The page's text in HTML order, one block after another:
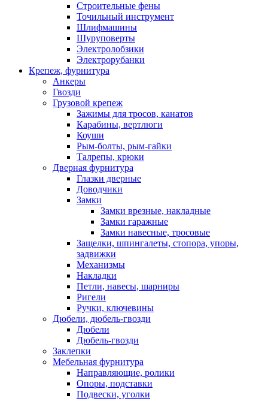
Строительные фены
Точильный инструмент
Шлифмашины
Шуруповерты
Электролобзики
Электрорубанки
Крепеж, фурнитура
Анкеры
Гвозди
Грузовой крепеж
Зажимы для тросов, канатов
Карабины, вертлюги
Коуши
Рым-болты, рым-гайки
Талрепы, крюки
Дверная фурнитура
Глазки дверные
Доводчики
Замки
Замки врезные, накладные
Замки гаражные
Замки навесные, тросовые
Защелки, шпингалеты, стопора, упоры,
задвижки
Механизмы
Накладки
Петли, навесы, шарниры
Ригели
Ручки, ключевины
Дюбели, дюбель-гвозди
Дюбели
Дюбель-гвозди
Заклепки
Мебельная фурнитура
Направляющие, ролики
Опоры, подставки
Подвески, уголки